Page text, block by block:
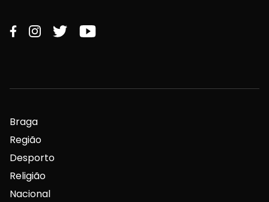
Braga
Região
Desporto
Religião
Nacional